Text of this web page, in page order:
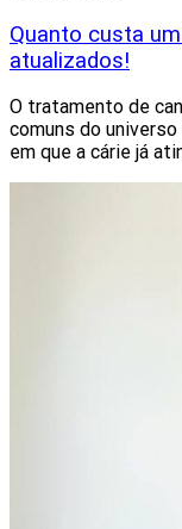
Quanto custa
atualizados!
O tratamento de
comuns do
em que a cárie já